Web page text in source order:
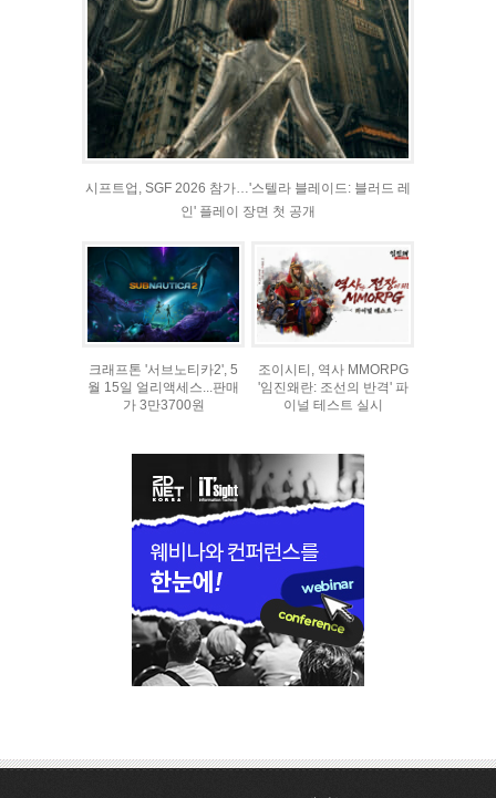
시프트업, SGF 2026 참가…'스텔라 블레이드: 블러드 레
인' 플레이 장면 첫 공개
크래프톤 '서브노티카2', 5
월 15일 얼리액세스...판매
가 3만3700원
조이시티, 역사 MMORPG
'임진왜란: 조선의 반격' 파
이널 테스트 실시